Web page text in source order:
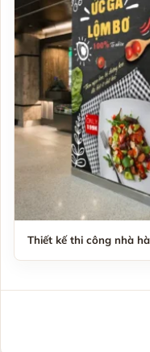
Thiết kế thi công nhà